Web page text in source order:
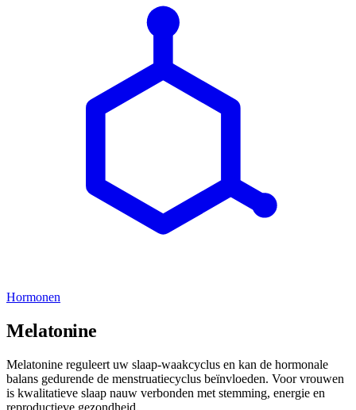
Hormonen
Melatonine
Melatonine reguleert uw slaap-waakcyclus en kan de hormonale
balans gedurende de menstruatiecyclus beïnvloeden. Voor vrouwen
is kwalitatieve slaap nauw verbonden met stemming, energie en
reproductieve gezondheid.